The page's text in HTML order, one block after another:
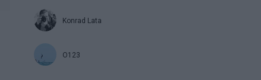
Konrad Lata
O123